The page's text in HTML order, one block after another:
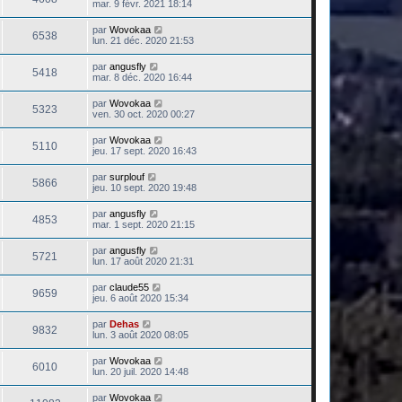
mar. 9 févr. 2021 18:14
6538 par Wovokaa
lun. 21 déc. 2020 21:53
5418 par angusfly
mar. 8 déc. 2020 16:44
5323 par Wovokaa
ven. 30 oct. 2020 00:27
5110 par Wovokaa
jeu. 17 sept. 2020 16:43
5866 par surplouf
jeu. 10 sept. 2020 19:48
4853 par angusfly
mar. 1 sept. 2020 21:15
5721 par angusfly
lun. 17 août 2020 21:31
9659 par claude55
jeu. 6 août 2020 15:34
9832 par Dehas
lun. 3 août 2020 08:05
6010 par Wovokaa
lun. 20 juil. 2020 14:48
par Wovokaa